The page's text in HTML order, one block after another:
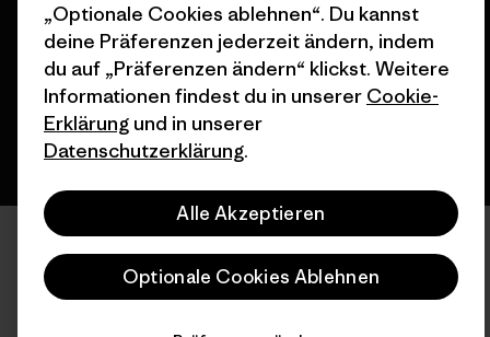
Deutsch
„Optionale Cookies ablehnen“. Du kannst
deine Präferenzen jederzeit ändern, indem
du auf „Präferenzen ändern“ klickst. Weitere
Informationen findest du in unserer Cookie-
Erklärung und in unserer
Datenschutzerklärung.
Alle Akzeptieren
Optionale Cookies Ablehnen